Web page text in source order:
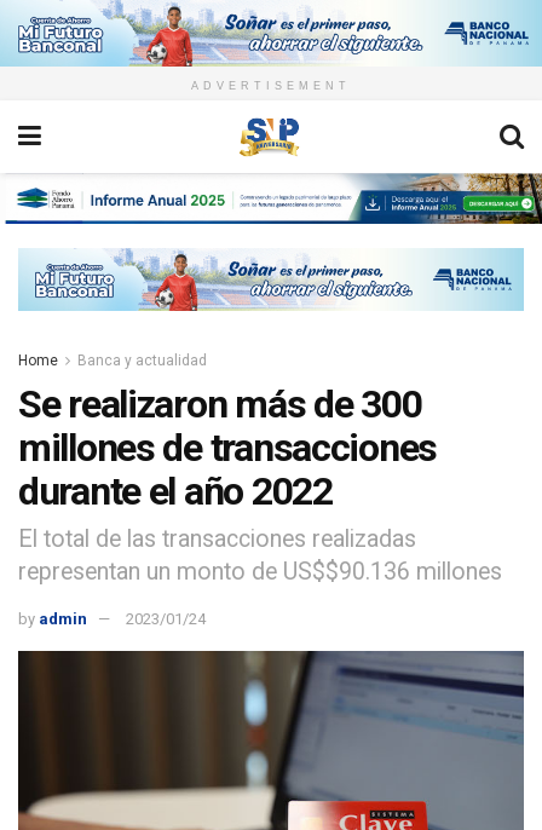
ADVERTISEMENT
Home Banca y actualidad
Se realizaron más de 300
millones de transacciones
durante el año 2022
El total de las transacciones realizadas
representan un monto de US$$90.136 millones
by admin 2023/01/24